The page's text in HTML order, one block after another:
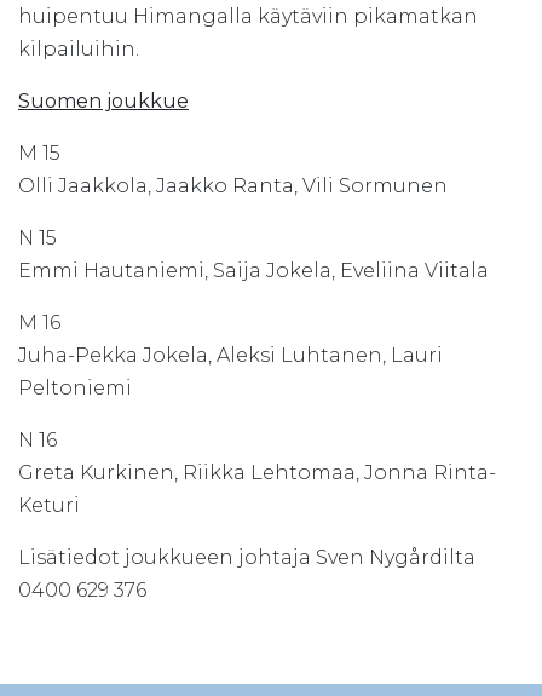
huipentuu Himangalla käytäviin pikamatkan
kilpailuihin.
Suomen joukkue
M 15
Olli Jaakkola, Jaakko Ranta, Vili Sormunen
N 15
Emmi Hautaniemi, Saija Jokela, Eveliina Viitala
M 16
Juha-Pekka Jokela, Aleksi Luhtanen, Lauri
Peltoniemi
N 16
Greta Kurkinen, Riikka Lehtomaa, Jonna Rinta-
Keturi
Lisätiedot joukkueen johtaja Sven Nygårdilta
0400 629 376